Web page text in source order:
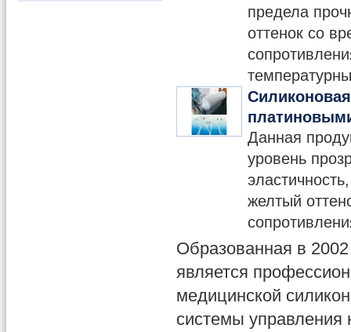
предела
оттенок со
Данная
уровень
желтый
Образованная в
является
медицинской
системы управления